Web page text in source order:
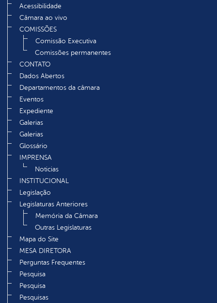
Acessibilidade
Câmara ao vivo
COMISSÕES
Comissão Executiva
Comissões permanentes
CONTATO
Dados Abertos
Departamentos da câmara
Eventos
Expediente
Galerias
Galerias
Glossário
IMPRENSA
Noticias
INSTITUCIONAL
Legislação
Legislaturas Anteriores
Memória da Câmara
Outras Legislaturas
Mapa do Site
MESA DIRETORA
Perguntas Frequentes
Pesquisa
Pesquisa
Pesquisas